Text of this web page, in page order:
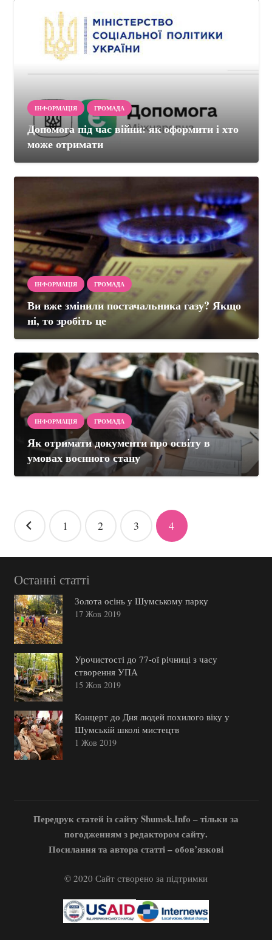
ІНФОРМАЦІЯ ГРОМАДА
Допомога під час війни: як оформити і хто
може отримати
ІНФОРМАЦІЯ ГРОМАДА
Ви вже змінили постачальника газу? Якщо
ні, то зробіть це
ІНФОРМАЦІЯ ГРОМАДА
Як отримати документи про освіту в
умовах воєнного стану
Навігація
1 2 3 4
Останні статті
Золота осінь у Шумському парку
17 Жов 2019
Урочистості до 77-ої річниці з часу
створення УПА
15 Жов 2019
Концерт до Дня людей похилого віку у
Шумській школі мистецтв
1 Жов 2019
Передрук статей із сайту Shumsk.Info – тільки за
погодженням з редактором сайту.
Посилання та автора статті – обов’язкові
© 2020 Сайт створено за підтримки